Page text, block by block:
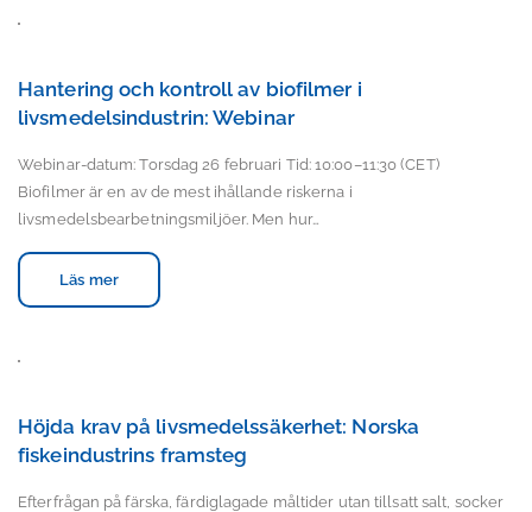
Hantering och kontroll av biofilmer i
livsmedelsindustrin: Webinar
Webinar-datum: Torsdag 26 februari Tid: 10:00–11:30 (CET)
Biofilmer är en av de mest ihållande riskerna i
livsmedelsbearbetningsmiljöer. Men hur…
Läs mer
Höjda krav på livsmedelssäkerhet: Norska
fiskeindustrins framsteg
Efterfrågan på färska, färdiglagade måltider utan tillsatt salt, socker